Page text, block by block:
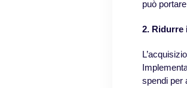
può
2. Ridurre
spendi per